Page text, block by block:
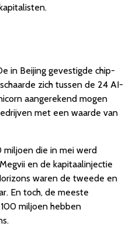
in Beijing gevestigde chip-
zich tussen de 24 AI-
aangerekend mogen
met een waarde van
miljoen die in mei werd
en de kapitaalinjectie
waren de tweede en
En toch, de meeste
miljoen hebben